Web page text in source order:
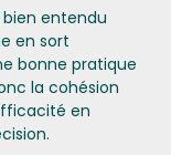
entendu
en sort
bonne pratique
la cohésion
en